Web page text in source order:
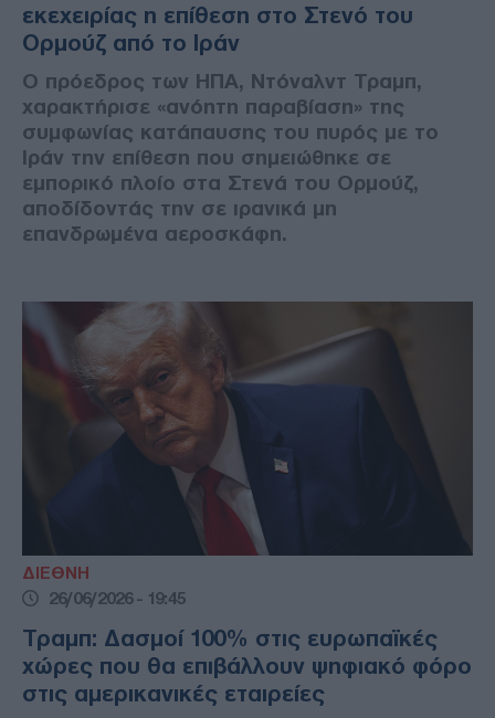
εκεχειρίας η επίθεση στο Στενό του
Ορμούζ από το Ιράν
Ο πρόεδρος των ΗΠΑ, Ντόναλντ Τραμπ,
χαρακτήρισε «ανόητη παραβίαση» της
συμφωνίας κατάπαυσης του πυρός με το
Ιράν την επίθεση που σημειώθηκε σε
εμπορικό πλοίο στα Στενά του Ορμούζ,
αποδίδοντάς την σε ιρανικά μη
επανδρωμένα αεροσκάφη.
ΔΙΕΘΝΗ
26/06/2026 - 19:45
Τραμπ: Δασμοί 100% στις ευρωπαϊκές
χώρες που θα επιβάλλουν ψηφιακό φόρο
στις αμερικανικές εταιρείες